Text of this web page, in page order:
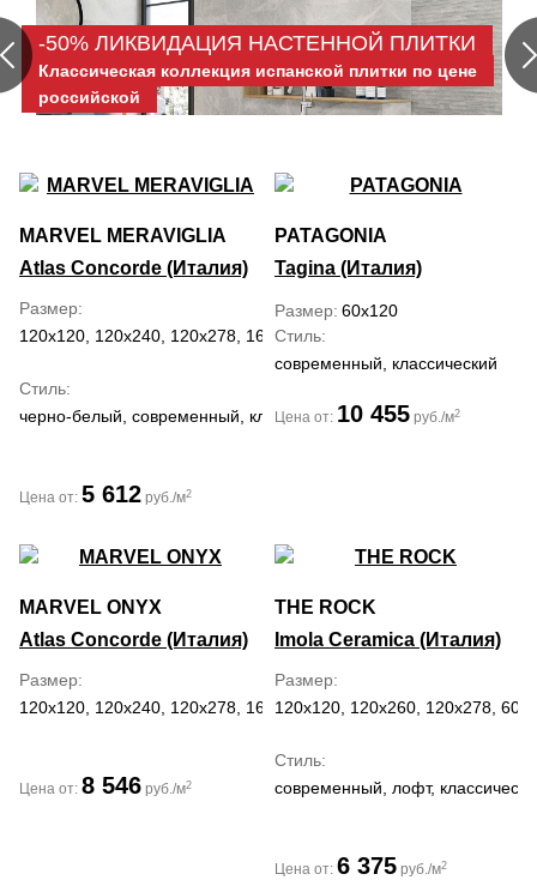
-50% ЛИКВИДАЦИЯ НАСТЕННОЙ ПЛИТКИ
Классическая коллекция испанской плитки по цене
российской
MARVEL MERAVIGLIA
Atlas Concorde (Италия)
Размер
120x120, 120x240, 120x278, 160x320, 30x60, 59.5x118.2,
Стиль
черно-белый, современный, классический,
Цена от: 5 612 руб./м2
PATAGONIA
Tagina (Италия)
Размер 60x120
Стиль
современный, классический
Цена от: 10 455 руб./м2
MARVEL ONYX
Atlas Concorde (Италия)
Размер
120x120, 120x240, 120x278, 160x320, 60x120, 60x60
Цена от: 8 546 руб./м2
THE ROCK
Imola Ceramica (Италия)
Размер
120x120, 120x260, 120x278,
Стиль
современный, лофт,
Цена от: 6 375 руб./м2